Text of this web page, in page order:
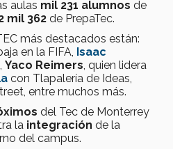
aulas mil 231 alumnos de
mil 362 de PrepaTec.
más destacados están:
en la FIFA, Isaac
Yaco Reimers , quien lidera
con Tlapalería de Ideas,
entre muchos más.
del Tec de Monterrey
la integración de la
del campus.